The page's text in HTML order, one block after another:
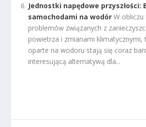
Jednostki napędowe przyszłości:
samochodami na wodór W obliczu
problemów związanych z
powietrza i zmianami klimatycznymi,
oparte na wodoru stają się coraz
interesującą alternatywą dla...